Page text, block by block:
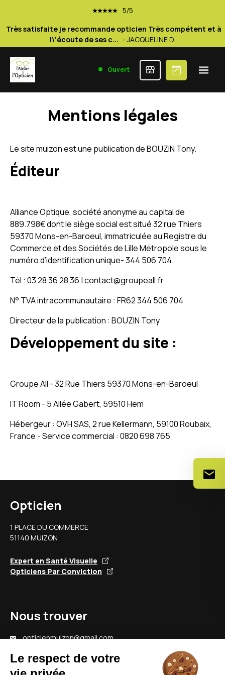
5/5
Très satisfaite je recommande opticien Très compétent et à
l\'écoute de ses c... - JACQUELINE D.
Très satisfaite au vu du professionnalisme de Monsieur le
Accueil agréable par un professionnel compétent Très
5/5
Très satisfaite je recommande opticien Très compétent et à
Très satisfaite au vu du professionnalisme de Monsieur le
conseiller ! Très à... - Monique C.
5/5
Accueil agréable par un professionnel compétent Très
satisfait A conseiller
- ALAIN H.
Ouvert
Mentions légales
Le site muizon est une publication de BOUZIN Tony.
Éditeur
Alliance Optique, société anonyme au capital de
889.798€ dont le siège social est situé 32 rue Thiers
59370 Mons-en-Baroeul, immatriculée au Registre du
Commerce et des Sociétés de Lille Métropole sous le
numéro d’identification unique- 344 506 704.
Tél : 03 28 36 28 36 | contact@groupeall.fr
N° TVA intracommunautaire : FR62 344 506 704
Directeur de la publication : BOUZIN Tony
Développement du site :
Groupe All - 32 Rue Thiers 59370 Mons-en-Baroeul
IT Room - 5 Allée Gabert, 59510 Hem
Hébergeur : OVH SAS, 2 rue Kellermann, 59100 Roubaix,
France - Service commercial : 0820 698 765
Opticien
1 PLACE DU COMMERCE
51140 MUIZON
Expert en Santé Visuelle
Opticiens Par Conviction
Nous trouver
opticienmuizon@gmail.com
Nous contacter